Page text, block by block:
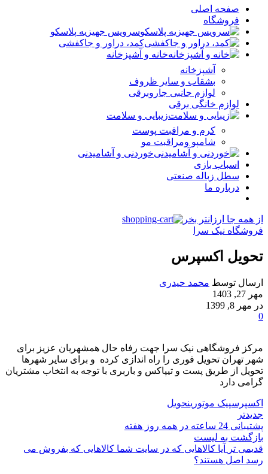
صفحه اصلی
فروشگاه
سرویس جهیزیه پلاسکو
کمد، دراور و جاکفشی
خانه و آشپزخانه
آشپزخانه
بشقاب و سایر ظروف
لوازم جانبی جاروبرقی
لوازم خانگی برقی
زیبایی و سلامت
کرم و مراقبت پوست
شامپو ومراقبت مو
خوردنی و آشامیدنی
اسباب بازی
سطل زباله صنعتی
درباره ما
از همه جا ارزانتر بخر
فروشگاه نیک سرا
تحویل اکسپرس
ارسال توسط محمد حیدری
مهر 27, 1403
در مهر 8, 1399
0
مرکز فروشگاهی نیک سرا جهت رفاه حال همشهریان عزیز برای
شهر تهران تحویل فوری را راه اندازی کرده و برای سایر شهرها
تحویل از طریق پست و تیپاکس و باربری با توجه به انتخاب مشتریان
گرامی دارد
اکسپرسپیک موتورینحویل
جدیدتر
پشتیبانی 24 ساعته در همه روز هفته
بازگشت به لیست
قدیمی تر
آیا کالاهایی که در سایت شما کالاهایی که بفروش می
رسد اصل هستند؟